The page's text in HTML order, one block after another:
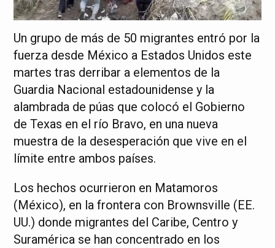
Un grupo de más de 50 migrantes entró por la
fuerza desde México a Estados Unidos este
martes tras derribar a elementos de la
Guardia Nacional estadounidense y la
alambrada de púas que colocó el Gobierno
de Texas en el río Bravo, en una nueva
muestra de la desesperación que vive en el
límite entre ambos países.
Los hechos ocurrieron en Matamoros
(México), en la frontera con Brownsville (EE.
UU.) donde migrantes del Caribe, Centro y
Suramérica se han concentrado en los